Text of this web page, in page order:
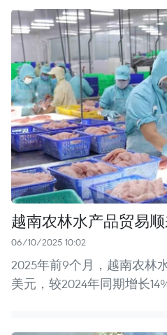
越南农林水产品贸易
06/10/2025 10:02
2025年前9个月，越南农林
美元，较2024年同期增长